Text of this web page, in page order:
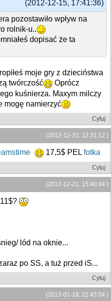
(2012-12-15, 17:41:36)
pozostawiło wpływ na
rolnik-u..
dopisać że ta
moje gry z dzieciństwa
twórczość
Oprócz
kuśnierza. Maxym milczy
mogę namierzyć
Cytuj
(2012-12-21, 12:31:12 )
17,5$ PELfotka
Cytuj
(2012-12-21, 15:40:34 )
lód na oknie...
po SS, a tuż przed iS...
Cytuj
(2013-01-18, 21:43:04 )